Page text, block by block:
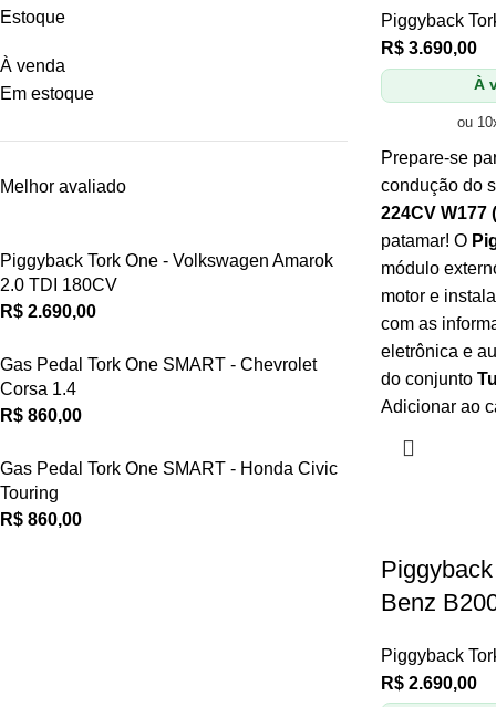
Estoque
À venda
Em estoque
Melhor avaliado
Piggyback Tork One - Volkswagen Amarok
2.0 TDI 180CV
R$ 2.690,00
Gas Pedal Tork One SMART - Chevrolet
Corsa 1.4
R$ 860,00
Gas Pedal Tork One SMART - Honda Civic
Touring
R$ 860,00
Piggyback
R$3.690,00
À
ou
Prepare-se
condução do
224CV W177
patamar! O
módulo
motor e
com as
eletrônica e
do conjunto
Adicionar ao
Benz
Piggyback
R$2.690,00